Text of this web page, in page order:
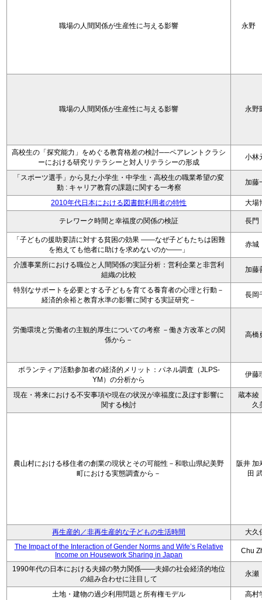
職場の人間関係が生産性に与える影響 永野
職場の人間関係が生産性に与える影響 永野
高校生の「探究能力」をめぐる教育格差の検討──ペアレントクラシ
ーにおける研究リテラシーと対人リテラシーの形成
小林
「スポーツ選手」から見た小学生・中学生・高校生の職業希望の変
動 : キャリア教育の課題に関する一考察
加藤
2010年代日本における図書館利用者の特性 大場
テレワーク時間と幸福度の関係の検証 長
「子どもの援助要請に対する貧困の効果 ――なぜ子どもたちは困難
を抱えても他者に助けを求めないのか――」
赤
介護事業所における職位と人間関係の実証分析：営利企業と非営利
組織の比較
加藤
特別なサポートを必要とする子どもを育てる養育者の心理と行動－
経済的余裕と教育水準の影響に関する実証研究－
長岡
労働環境と労働者の主観的厚生についての考察 －働き方改革との関
係から－
高橋
ボランティア活動参加者の経済的メリット：パネル調査（JLPS-
YM）の分析から
伊藤
現在・将来における不安事項や現在の状況が幸福度に及ぼす影響に
関する検討
蔵本綾
久
農山村における移住者の創業の現状とその可能性－和歌山県紀美野
町における実態調査から－
阪井 加
田
再生産的／非再生産的な子どもの生活時間
大久
The Impact of the Interaction of Gender Norms and Wife’s Relative
Income on Housework Sharing in Japan
Chu
1990年代の日本における夫婦の勢力関係――夫婦の社会経済的地位
の組み合わせに注目して
永
土地・建物の過少利用問題と所有権モデル 高村